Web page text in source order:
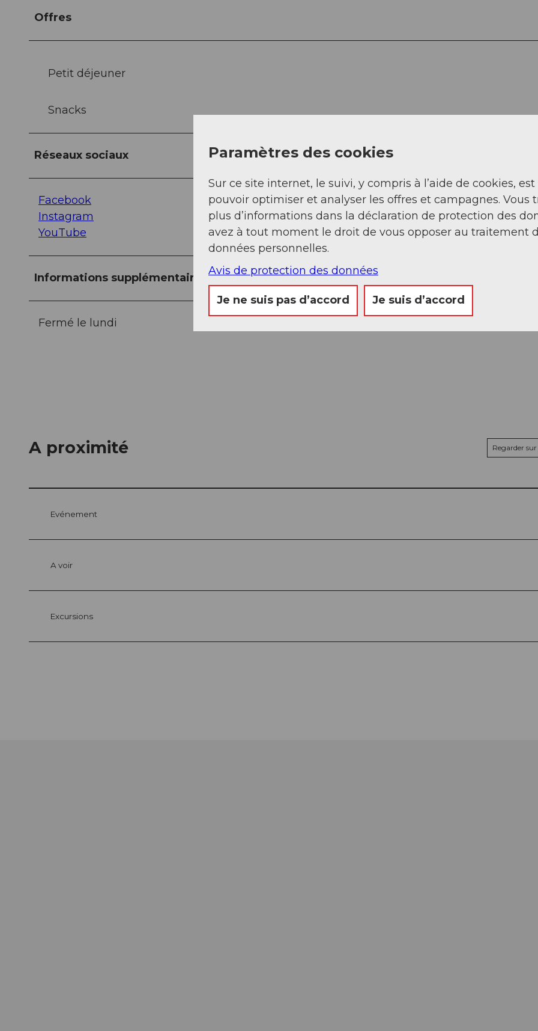
Offres
Petit déjeuner
Snacks
Réseaux sociaux
Facebook
Instagram
YouTube
Informations supplémentaires
Fermé le lundi
A proximité Regarder
Evénement
A voir
Excursions
Paramètres des cookies
Sur ce site internet, le suivi, y compris à l’aide de cookies,
pouvoir optimiser et analyser les offres et campagnes. Vous
plus d’informations dans la déclaration de protection des
avez à tout moment le droit de vous opposer au traitement
données personnelles.
Avis de protection des données
Je ne suis pas d’accord Je suis d’accord